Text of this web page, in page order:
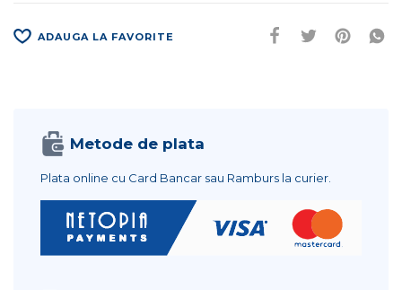
ADAUGA LA FAVORITE
Metode de plata
Plata online cu Card Bancar sau Ramburs la curier.